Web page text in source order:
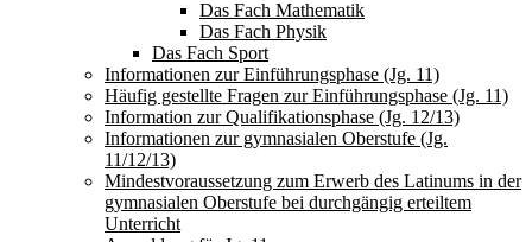
Das Fach Mathematik
Das Fach Physik
Das Fach Sport
Informationen zur Einführungsphase (Jg. 11)
Häufig gestellte Fragen zur Einführungsphase (Jg. 11)
Information zur Qualifikationsphase (Jg. 12/13)
Informationen zur gymnasialen Oberstufe (Jg.
11/12/13)
Mindestvoraussetzung zum Erwerb des Latinums in der
gymnasialen Oberstufe bei durchgängig erteiltem
Unterricht